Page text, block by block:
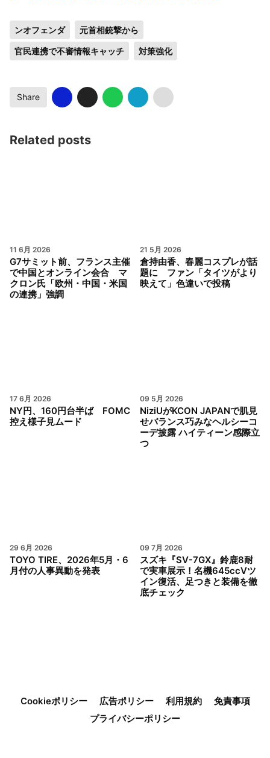
ンオフェンダ 元首相銃撃から
官民連携で不審情報キャッチ 対策強化
Share
Related posts
11 6月 2026
G7サミット前、フランス主催
で中国とオンライン会合 マ
クロン氏「欧州・中国・米国
の連携」強調
21 5月 2026
倉持由香、春麗コスプレが話
題に ファン「タイツがより
映えて」色違いで投稿
17 6月 2026
NY円、160円台半ば FOMC
控え様子見ムード
09 5月 2026
NiziUがKCON JAPANで肌見
せバランス巧みなヘルシーコ
ーデ披露 ハイティーン感際立
つ
29 6月 2026
TOYO TIRE、2026年5月・6
月付の人事異動を発表
09 7月 2026
スズキ『SV-7GX』鈴鹿8耐
で実車展示！名機645ccVツ
イン復活、足つきと装備を徹
底チェック
Cookieポリシー 広告ポリシー 利用規約
免責事項
プライバシーポリシー